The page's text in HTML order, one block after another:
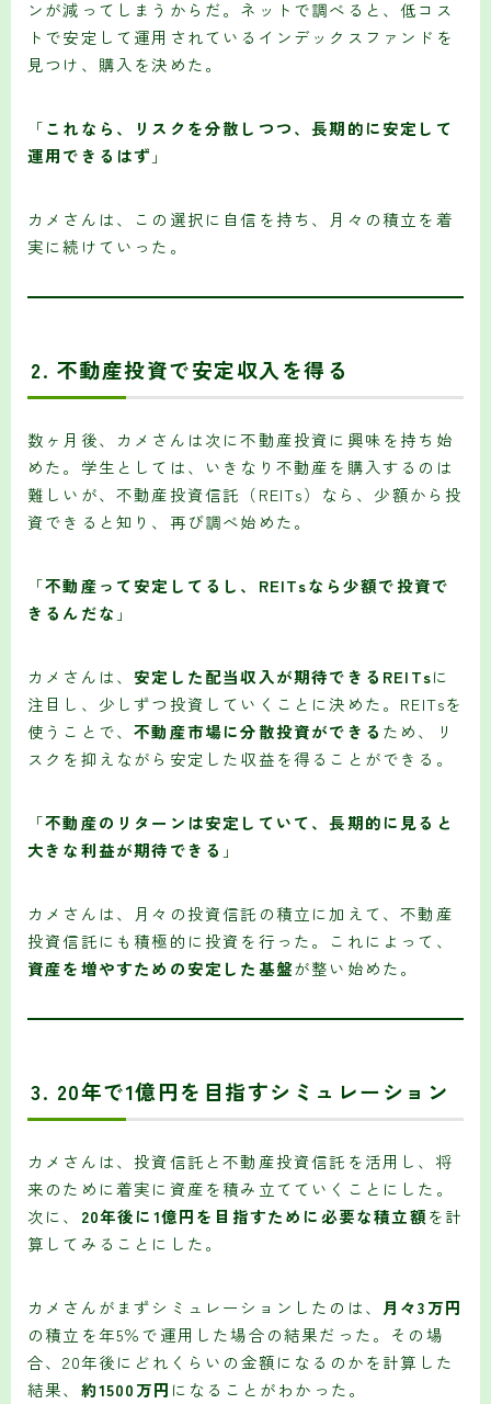
ンが減ってしまうからだ。ネットで調べると、低コス
トで安定して運用されているインデックスファンドを
見つけ、購入を決めた。
「これなら、リスクを分散しつつ、長期的に安定して
運用できるはず 」
カメさんは、この選択に自信を持ち、月々の積立を着
実に続けていった。
2. 不動産投資で安定収入を得る
数ヶ月後、カメさんは次に不動産投資に興味を持ち始
めた。学生としては、いきなり不動産を購入するのは
難しいが、不動産投資信託（REITs）なら、少額から投
資できると知り、再び調べ始めた。
「不動産って安定してるし、REITsなら少額で投資で
きるんだな 」
カメさんは、安定した配当収入が期待できるREITsに
注目し、少しずつ投資していくことに決めた。REITsを
使うことで、不動産市場に分散投資ができる ため、リ
スクを抑えながら安定した収益を得ることができる。
「不動産のリターンは安定していて、長期的に見ると
大きな利益が期待できる 」
カメさんは、月々の投資信託の積立に加えて、不動産
投資信託にも積極的に投資を行った。これによって、
資産を増やすための安定した基盤が整い始めた。
3. 20年で1億円を目指すシミュレーション
カメさんは、投資信託と不動産投資信託を活用し、将
来のために着実に資産を積み立てていくことにした。
次に、 20年後に1億円を目指すために必要な積立額を計
算してみることにした。
カメさんがまずシミュレーションしたのは、 月々3万円
の積立を年5％で運用した場合の結果だった。その場
合、20年後にどれくらいの金額になるのかを計算した
結果、 約1500万円 になることがわかった。